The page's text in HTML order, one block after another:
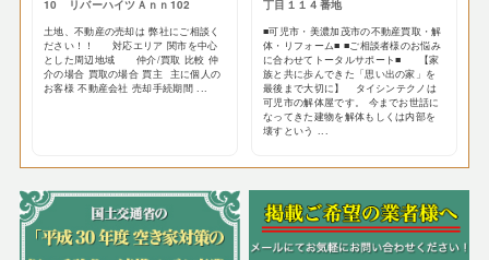
10 リバーハイツＡｎｎ102
土地、不動産の売却は 弊社にご相談く
ださい！！ 対応エリア 関市を中心
とした周辺地域 仲介/買取 比較 仲
介の場合 買取の場合 買主 主に個人の
お客様 不動産会社 売却手続期間 ...
丁目１１４番地
■可児市・美濃加茂市の不動産買取・解
体・リフォーム■ ■ご相談者様のお悩み
に合わせてトータルサポート■ 【家
族と共に歩んできた「思い出の家」を
最後まで大切に】 タイシンテクノは
可児市の解体屋です。 今までお世話に
なってきた建物を解体もしくは内部を
壊すという ...